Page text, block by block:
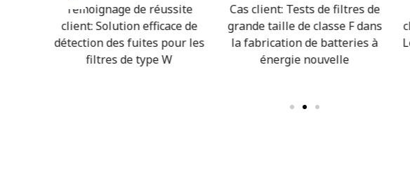
Témoignage de réussite
client: Solution efficace de
détection des fuites pour les
filtres de type W
Cas client: Tests de filtres de
grande taille de classe F dans
la fabrication de batteries à
énergie nouvelle